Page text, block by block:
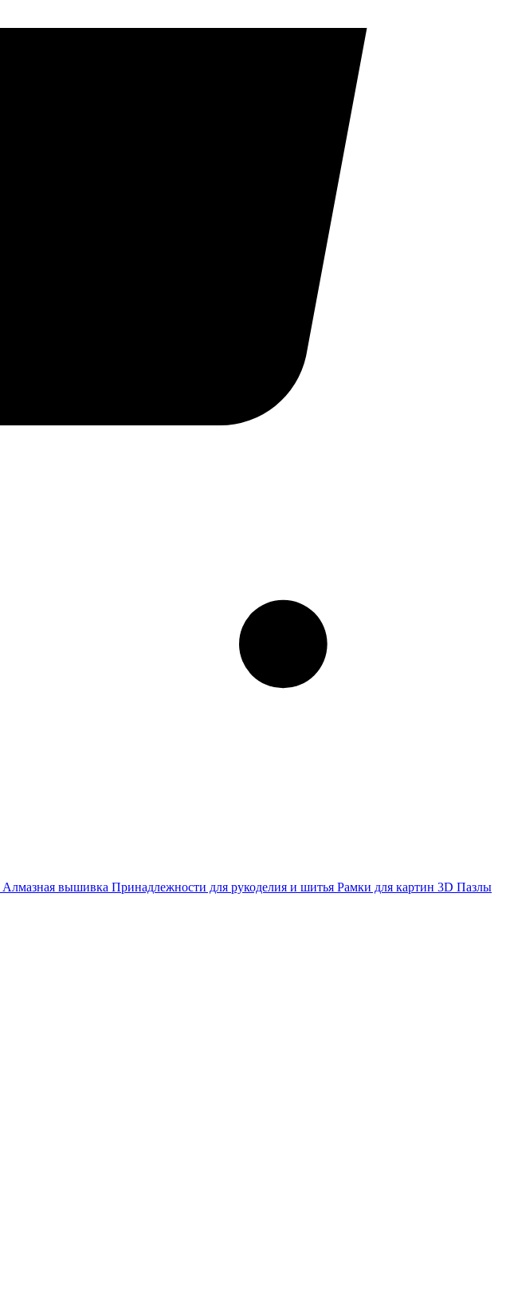
Алмазная вышивка Принадлежности для рукоделия и шитья Рамки для картин 3D Пазлы